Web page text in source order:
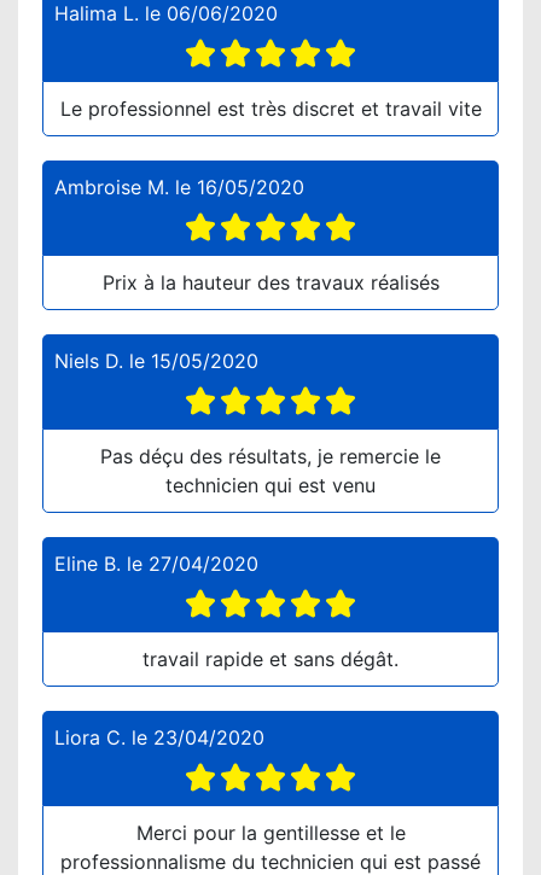
Halima L. le 06/06/2020
Le professionnel est très discret et travail vite
Ambroise M. le 16/05/2020
Prix à la hauteur des travaux réalisés
Niels D. le 15/05/2020
Pas déçu des résultats, je remercie le
technicien qui est venu
Eline B. le 27/04/2020
travail rapide et sans dégât.
Liora C. le 23/04/2020
Merci pour la gentillesse et le
professionnalisme du technicien qui est passé